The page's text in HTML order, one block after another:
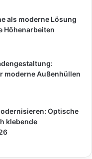
als moderne Lösung
Höhenarbeiten
moderne Außenhüllen
Optische
klebende